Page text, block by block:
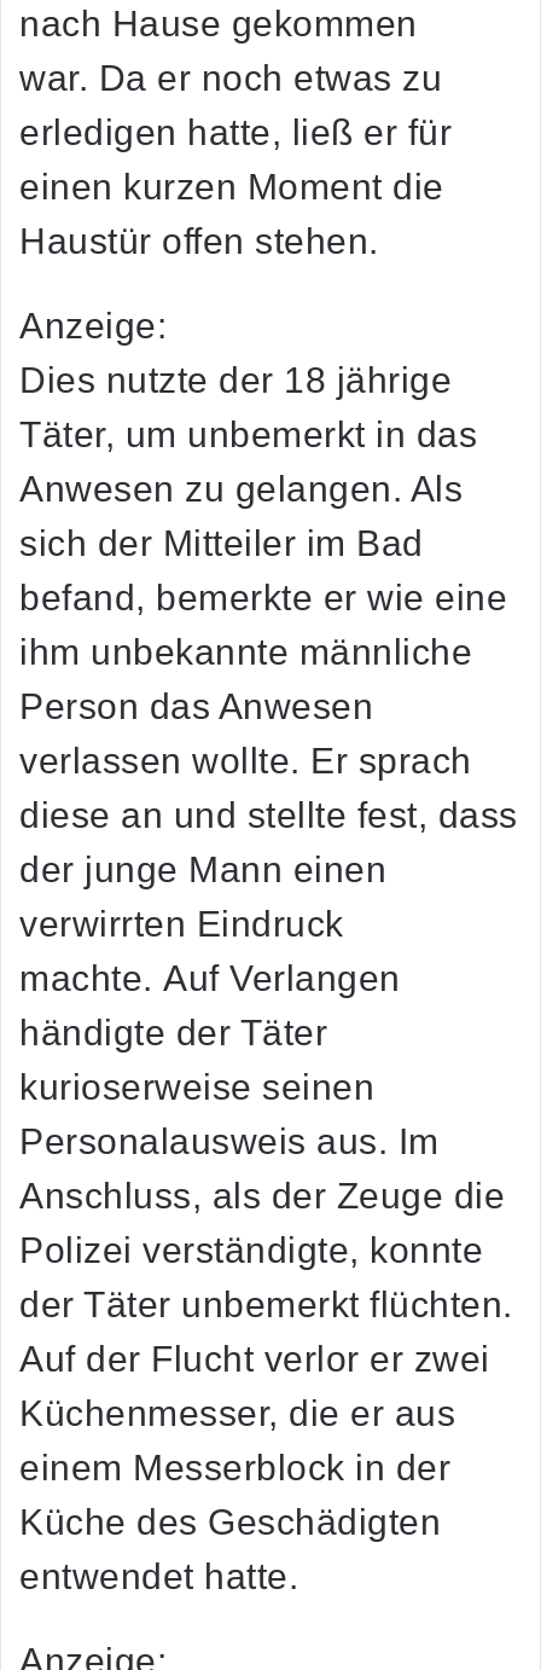
nach Hause gekommen
war. Da er noch etwas zu
erledigen hatte, ließ er für
einen kurzen Moment die
Haustür offen stehen.
Anzeige:
Dies nutzte der 18 jährige
Täter, um unbemerkt in das
Anwesen zu gelangen. Als
sich der Mitteiler im Bad
befand, bemerkte er wie eine
ihm unbekannte männliche
Person das Anwesen
verlassen wollte. Er sprach
diese an und stellte fest, dass
der junge Mann einen
verwirrten Eindruck
machte. Auf Verlangen
händigte der Täter
kurioserweise seinen
Personalausweis aus. Im
Anschluss, als der Zeuge die
Polizei verständigte, konnte
der Täter unbemerkt flüchten.
Auf der Flucht verlor er zwei
Küchenmesser, die er aus
einem Messerblock in der
Küche des Geschädigten
entwendet hatte.
Anzeige: